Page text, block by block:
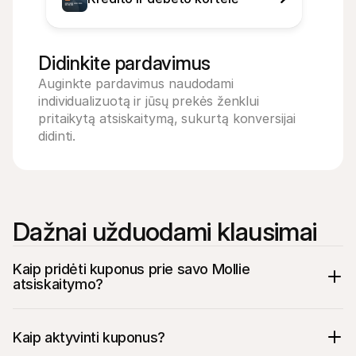
Didinkite pardavimus
Auginkte pardavimus naudodami
individualizuotą ir jūsų prekės ženklui
pritaikytą atsiskaitymą, sukurtą konversijai
didinti.
Dažnai užduodami klausimai
Kaip pridėti kuponus prie savo Mollie
atsiskaitymo?
Kaip aktyvinti kuponus?